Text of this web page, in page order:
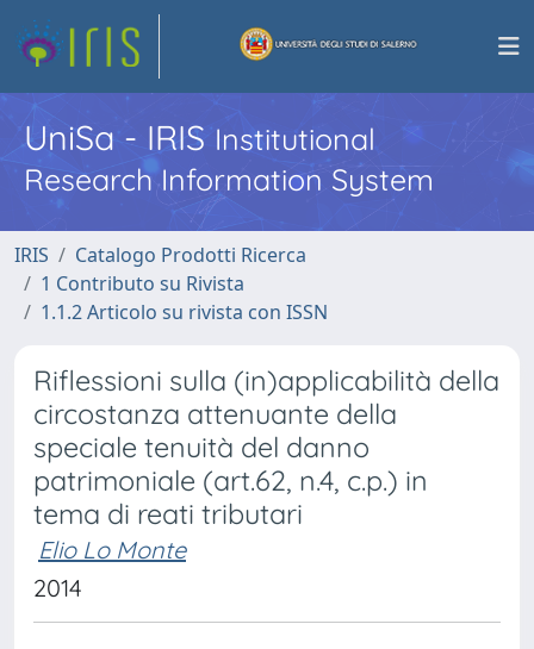
UniSa - IRISInstitutional
Research Information System
IRIS
Catalogo Prodotti Ricerca
1 Contributo su Rivista
1.1.2 Articolo su rivista con ISSN
Riflessioni sulla (in)applicabilità della
circostanza attenuante della
speciale tenuità del danno
patrimoniale (art.62, n.4, c.p.) in
tema di reati tributari
Elio Lo Monte
2014